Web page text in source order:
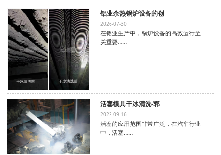
铝业余热锅炉设备的创
2026-07-30
在铝业生产中，锅炉设备的高效运行至
关重要……
活塞模具干冰清洗-郓
2022-09-16
活塞的应用范围非常广泛，在汽车行业
中，活塞……